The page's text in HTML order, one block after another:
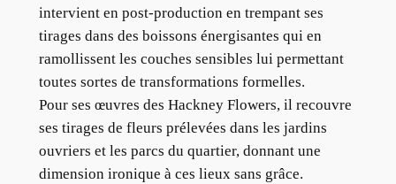
intervient en post-production en trempant ses
tirages dans des boissons énergisantes qui en
ramollissent les couches sensibles lui permettant
toutes sortes de transformations formelles.
Pour ses œuvres des Hackney Flowers, il recouvre
ses tirages de fleurs prélevées dans les jardins
ouvriers et les parcs du quartier, donnant une
dimension ironique à ces lieux sans grâce.